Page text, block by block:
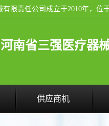
河南省三强医疗器
供应商机